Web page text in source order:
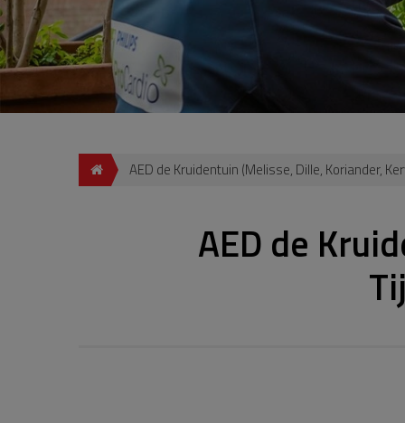
AED de Kruidentuin (Melisse, Dille, Koriander,
AED de